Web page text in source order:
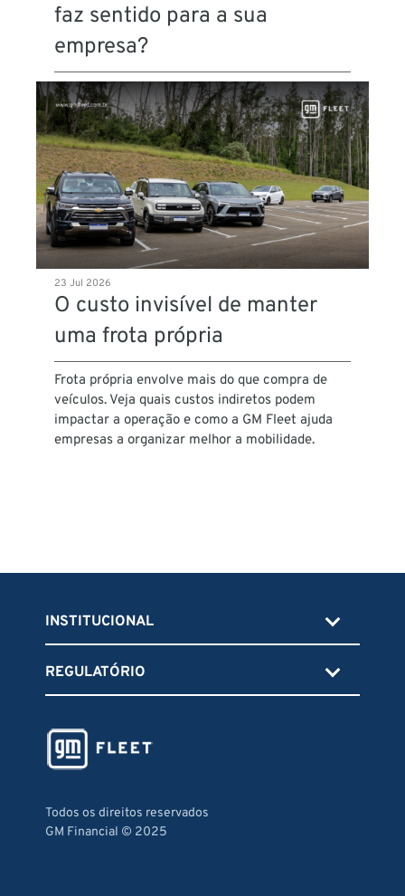
faz sentido para a sua
empresa?
23 Jul 2026
O custo invisível de manter
uma frota própria
Frota própria envolve mais do que compra de
veículos. Veja quais custos indiretos podem
impactar a operação e como a GM Fleet ajuda
empresas a organizar melhor a mobilidade.
INSTITUCIONAL
REGULATÓRIO
Todos os direitos reservados
GM Financial © 2025